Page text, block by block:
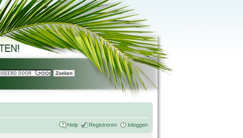
Help Registreren Inloggen